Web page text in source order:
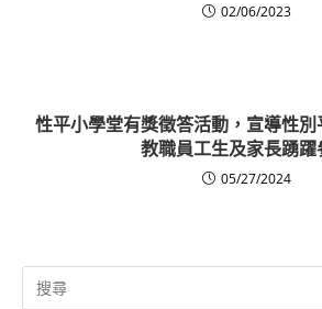
02/06/2023
性平小學堂有獎徵答活動，宣導性
教職員工生及家長踴躍
05/27/2024
Search
for: